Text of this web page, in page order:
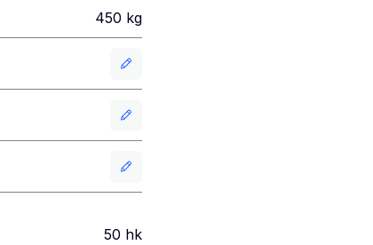
450 kg
50 hk